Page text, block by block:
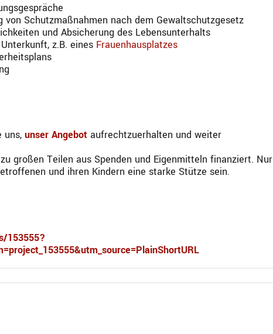
Schutzmaßnahmen nach dem Gewaltschutzgesetz
und Absicherung des Lebensunterhalts
z.B. eines Frauenhausplatzes
uns, unser Angebot aufrechtzuerhalten und weiter
großen Teilen aus Spenden und Eigenmitteln finanziert. Nur
und ihren Kindern eine starke Stütze sein.
153555?